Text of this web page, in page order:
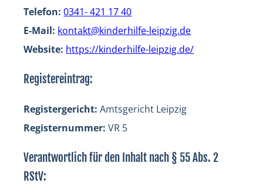
Telefon: 0341- 421 17 40
E-Mail: kontakt@kinderhilfe-leipzig.de
Website: https://kinderhilfe-leipzig.de/
Registereintrag:
Registergericht:Amtsgericht Leipzig
Registernummer: VR 5
Verantwortlich für den Inhalt nach § 55 Abs. 2
RStV: